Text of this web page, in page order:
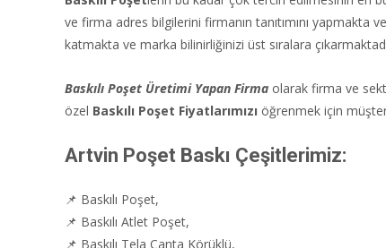
ve firma adres bilgilerini firmanın tanıtımını yapmakta
katmakta ve marka bilinirliğinizi üst sıralara
Baskılı Poşet Üretimi Yapan Firma olarak firma ve
özel Baskılı Poşet Fiyatlarımızı öğrenmek için
Artvin Poşet Baskı Çeşitlerimiz:
📌 Baskılı Poşet,
📌 Baskılı Atlet Poşet,
📌 Baskılı Tela Çanta Körüklü,